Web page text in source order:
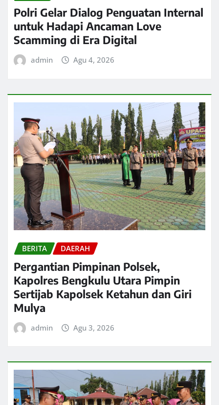
Polri Gelar Dialog Penguatan Internal
untuk Hadapi Ancaman Love
Scamming di Era Digital
admin Agu 4, 2026
BERITA DAERAH
Pergantian Pimpinan Polsek,
Kapolres Bengkulu Utara Pimpin
Sertijab Kapolsek Ketahun dan Giri
Mulya
admin Agu 3, 2026